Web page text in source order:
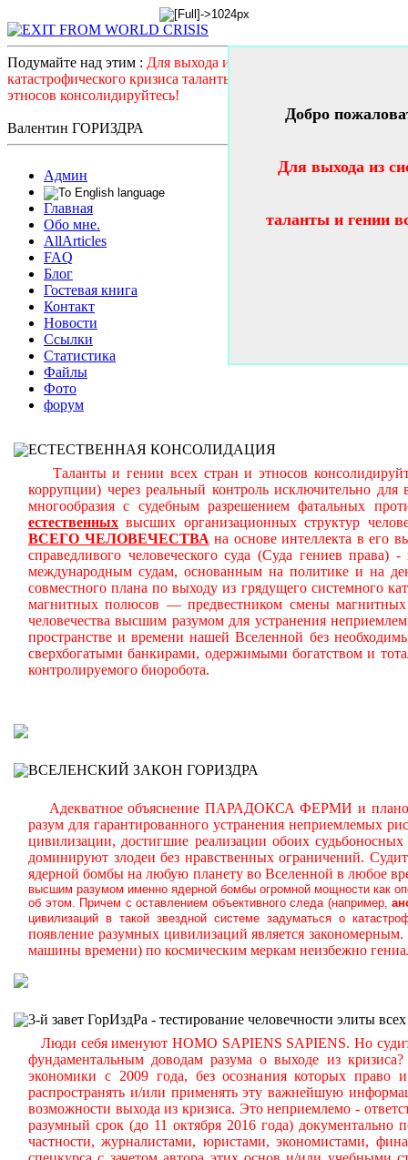
Подумайте над этим : Для выхода из системного
катастрофического кризиса таланты и гении всех стран и
этносов консолидируйтесь!
Валентин ГОРИЗДРА
Админ
Главная
Обо мне.
AllArticles
FAQ
Блог
Гостевая книга
Контакт
Новости
Ссылки
Статистика
Файлы
Фото
форум
ЕСТЕСТВЕННАЯ КОНСОЛИДАЦИЯ
Таланты и гении всех стран и этносов
коррупции) через реальный контроль исключительно
многообразия с судебным разрешением фатальных
естественных высших организационных структур
ВСЕГО ЧЕЛОВЕЧЕСТВА на основе интеллекта в его
справедливого человеческого суда (Суда гениев
международным судам, основанным на политике и на
совместного плана по выходу из грядущего системного
магнитных полюсов — предвестником смены
человечества высшим разумом для устранения
пространстве и времени нашей Вселенной без
сверхбогатыми банкирами, одержимыми богатством и
контролируемого биоробота.
ВСЕЛЕНСКИЙ ЗАКОН ГОРИЗДРА
Адекватное объяснение ПАРАДОКСА ФЕРМИ и
разум для гарантированного устранения неприемлемых
цивилизации, достигшие реализации обоих
доминируют злодеи без нравственных ограничений.
ядерной бомбы на любую планету во Вселенной в любое
высшим разумом именно ядерной бомбы огромной мощности как
об этом. Причем с оставлением объективного следа (например,
цивилизаций в такой звездной системе задуматься о
появление разумных цивилизаций является
машины времени) по космическим меркам неизбежно
3-й завет ГорИздРа - тестирование человечности элиты
Люди себя именуют HOMO SAPIENS SAPIENS. Но
фундаментальным доводам разума о выходе из
экономики с 2009 года, без осознания которых право
распространять и/или применять эту важнейшую
возможности выхода из кризиса. Это неприемлемо -
разумный срок (до 11 октября 2016 года)
частности, журналистами, юристами, экономистами,
Добро
Для выхода из
таланты и гении